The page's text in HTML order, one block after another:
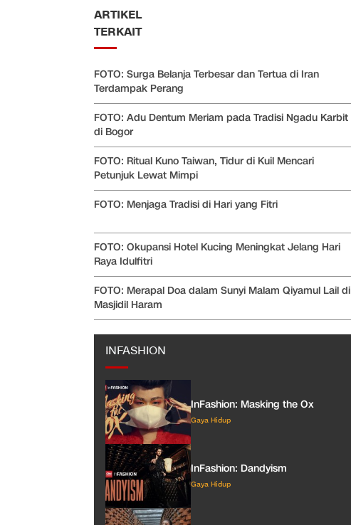
ARTIKEL
TERKAIT
FOTO: Surga Belanja Terbesar dan Tertua di Iran
Terdampak Perang
FOTO: Adu Dentum Meriam pada Tradisi Ngadu Karbit
di Bogor
FOTO: Ritual Kuno Taiwan, Tidur di Kuil Mencari
Petunjuk Lewat Mimpi
FOTO: Menjaga Tradisi di Hari yang Fitri
FOTO: Okupansi Hotel Kucing Meningkat Jelang Hari
Raya Idulfitri
FOTO: Merapal Doa dalam Sunyi Malam Qiyamul Lail di
Masjidil Haram
INFASHION
InFashion: Masking the Ox
InFashion: Dandyism